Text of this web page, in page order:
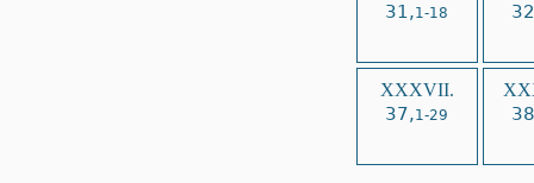
31,1-18
XXXVII.
37,1-29